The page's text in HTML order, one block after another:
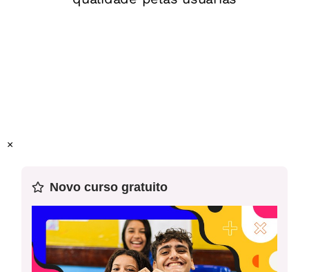
Para o Professor
Conceito-chave
Lucro, prejuízo, custo, receita e porcentagem.
×
Novo curso gratuito